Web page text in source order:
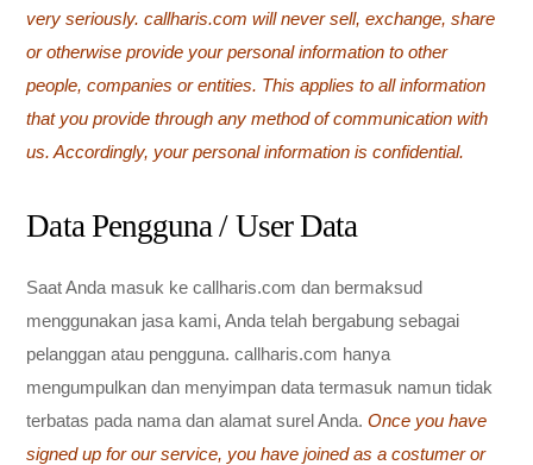
very seriously. callharis.com will never sell, exchange, share
or otherwise provide your personal information to other
people, companies or entities. This applies to all information
that you provide through any method of communication with
us. Accordingly, your personal information is confidential.
Data Pengguna / User Data
Saat Anda masuk ke callharis.com dan bermaksud
menggunakan jasa kami, Anda telah bergabung sebagai
pelanggan atau pengguna. callharis.com hanya
mengumpulkan dan menyimpan data termasuk namun tidak
terbatas pada nama dan alamat surel Anda.Once you have
signed up for our service, you have joined as a costumer or